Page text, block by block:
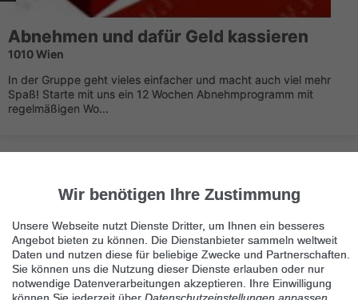
Abnehmen und dafür Geld kassieren
1010 Wien
In der Gruppe geht vieles einfacher und macht auch viel mehr
Spaß! Starte mit uns ein 12 Wochen Abnehmprogramm mit
regelmäßigen Wo...
Immer die neuesten Anzeigen erhalten?
Kein Angebot verpassen, täglich per E-Mail.
Wir benötigen Ihre Zustimmung
Unsere Webseite nutzt Dienste Dritter, um Ihnen ein besseres
Angebot bieten zu können. Die Dienstanbieter sammeln weltweit
Daten und nutzen diese für beliebige Zwecke und Partnerschaften.
Sie können uns die Nutzung dieser Dienste erlauben oder nur
notwendige Datenverarbeitungen akzeptieren. Ihre Einwilligung